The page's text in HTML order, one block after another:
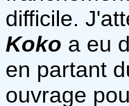
difficile.
Koko a eu
en partant
ouvrage